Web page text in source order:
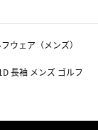
ウェア（メンズ）
長袖 メンズ ゴルフ